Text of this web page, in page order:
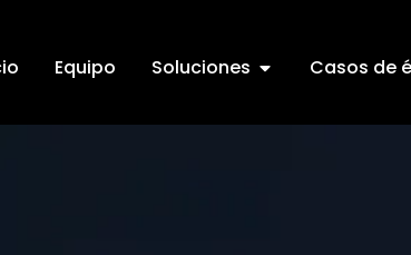
Equipo Soluciones Casos de